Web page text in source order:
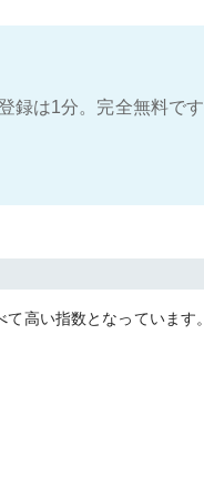
録は1分。完全無料です
て高い指数となっています。